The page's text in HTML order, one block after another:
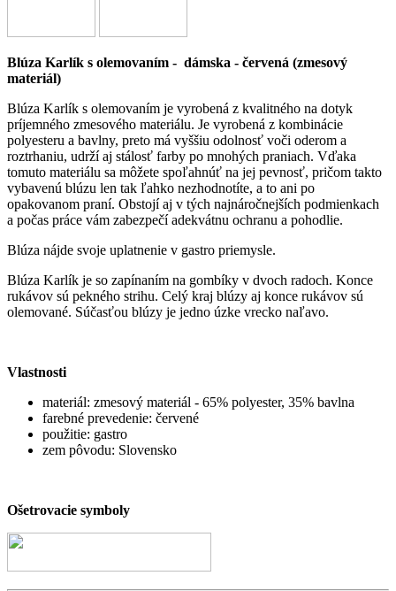
Blúza Karlík s olemovaním - dámska - červená (zmesový
materiál)
Blúza Karlík s olemovaním je vyrobená z kvalitného na dotyk
príjemného zmesového materiálu. Je vyrobená z kombinácie
polyesteru a bavlny, preto má vyššiu odolnosť voči oderom a
roztrhaniu, udrží aj stálosť farby po mnohých praniach. Vďaka
tomuto materiálu sa môžete spoľahnúť na jej pevnosť, pričom takto
vybavenú blúzu len tak ľahko nezhodnotíte, a to ani po
opakovanom praní. Obstojí aj v tých najnáročnejších podmienkach
a počas práce vám zabezpečí adekvátnu ochranu a pohodlie.
Blúza nájde svoje uplatnenie v gastro priemysle.
Blúza Karlík je so zapínaním na gombíky v dvoch radoch. Konce
rukávov sú pekného strihu. Celý kraj blúzy aj konce rukávov sú
olemované. Súčasťou blúzy je jedno úzke vrecko naľavo.
Vlastnosti
materiál: zmesový materiál - 65% polyester, 35% bavlna
farebné prevedenie: červené
použitie: gastro
zem pôvodu: Slovensko
Ošetrovacie symboly